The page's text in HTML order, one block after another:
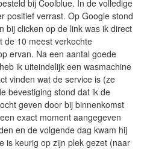
bij Coolblue. In de volledige
positief verrast. Op Google stond
bij clicken op de link was ik direct
de 10 meest verkochte
ervan. Na een aantal goede
ik uiteindelijk een wasmachine
vinden wat de service is (ze
bevestiging stond dat ik de
geven door bij binnenkomst
exact moment aangegeven
en de volgende dag kwam hij
is keurig op zijn plek gezet (naar